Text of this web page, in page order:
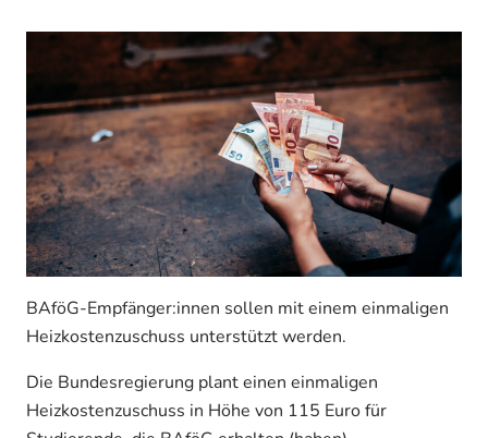
BAföG-Empfänger:innen sollen mit einem einmaligen
Heizkostenzuschuss unterstützt werden.
Die Bundesregierung plant einen einmaligen
Heizkostenzuschuss in Höhe von 115 Euro für